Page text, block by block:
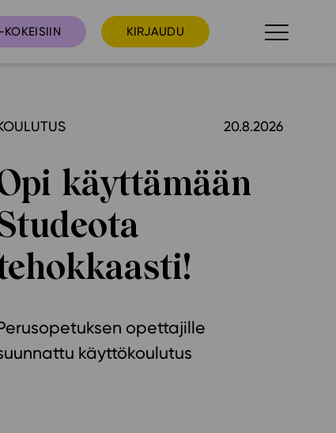
KOKEISIIN KIRJAUDU
Ota yhteyttä
20.8.2026
käyttämään
opettajille
käyttökoulutus